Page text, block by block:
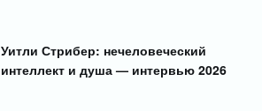
Уитли Стрибер: нечеловеческий
интеллект и душа — интервью 2026